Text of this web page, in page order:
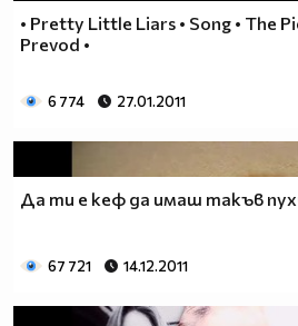
• Pretty Little Liars • Song • The
Prevod •
6 774 27.01.2011
Да ти е кеф да имаш такъв
67 721 14.12.2011